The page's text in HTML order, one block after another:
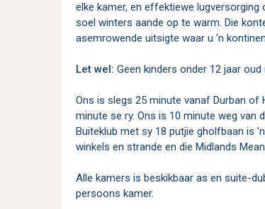
elke kamer, en effektiewe
soel winters aande op te warm. Die
asemrowende uitsigte waar u 'n
Let wel: Geen kinders onder 12 jaar oud
Ons is slegs 25 minute vanaf Durban
minute se ry. Ons is 10 minute weg van
Buiteklub met sy 18 putjie gholfbaan is
winkels en strande en die Midlands
Alle kamers is beskikbaar as en suite-
persoons kamer.